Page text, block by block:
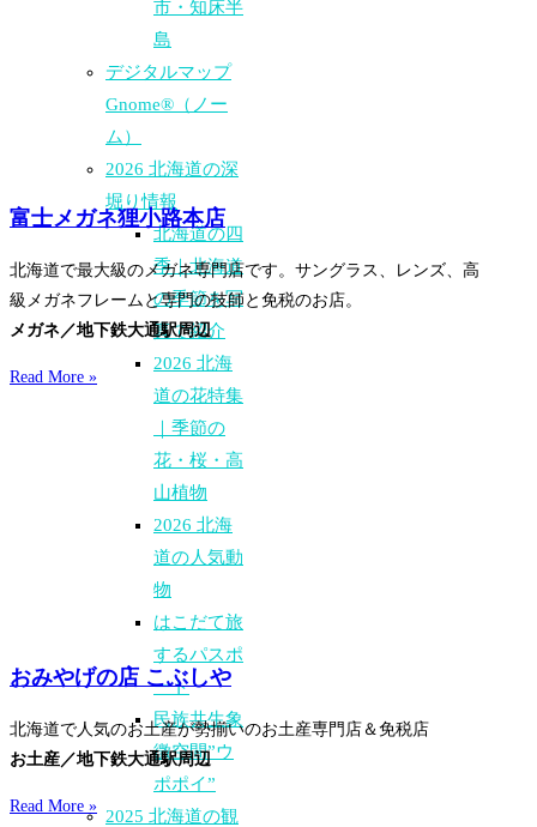
市・知床半
島
デジタルマップ
Gnome®（ノー
ム）
2026 北海道の深
堀り情報
北海道の四
季｜北海道
の季節を写
真で紹介
2026 北海
道の花特集
｜季節の
花・桜・高
山植物
2026 北海
道の人気動
物
はこだて旅
するパスポ
ート
民族共生象
徴空間”ウ
ポポイ”
2025 北海道の観
富士メガネ狸小路本店
北海道で最大級のメガネ専門店です。サングラス、レンズ、高
級メガネフレームと専門の技師と免税のお店。
メガネ／地下鉄大通駅周辺
Read More »
おみやげの店 こぶしや
北海道で人気のお土産が勢揃いのお土産専門店＆免税店
お土産／地下鉄大通駅周辺
Read More »